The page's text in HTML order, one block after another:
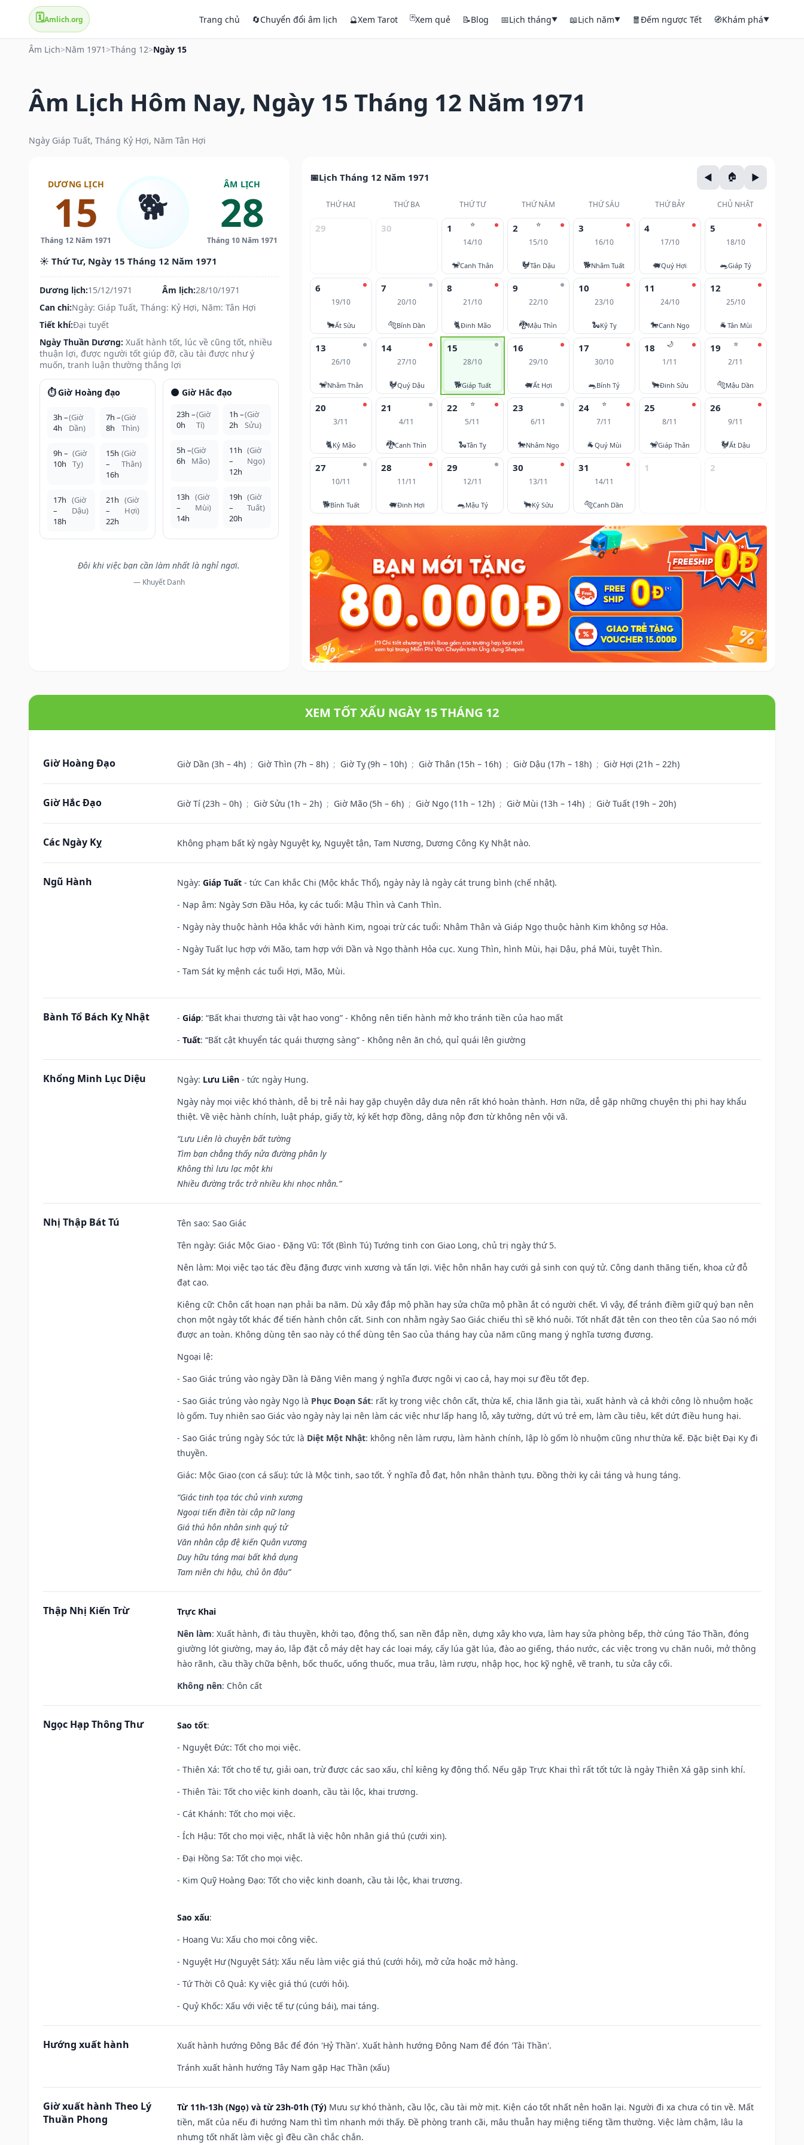
🗓️Amlich.org Trang chủ 🔄Chuyển đổi âm lịch 🔮Xem Tarot 🃏Xem quẻ 📝Blog 📅Lịch tháng▼ 📖Lịch năm▼ 🧧Đếm ngược Tết 🧭Khám phá▼
Âm Lịch>Năm 1971 >Tháng 12>Ngày 15
Âm Lịch Hôm Nay, Ngày 15 Tháng 12 Năm 1971
Ngày Giáp Tuất, Tháng Kỷ Hợi, Năm Tân Hợi
DƯƠNG LỊCH
15
Tháng 12 Năm 1971
🐕 ÂM LỊCH
28
Tháng 10 Năm 1971
☀️ Thứ Tư, Ngày 15 Tháng 12 Năm 1971
Dương lịch:15/12/1971 Âm lịch:28/10/1971
Can chi:Ngày: Giáp Tuất, Tháng: Kỷ Hợi, Năm: Tân Hợi
Tiết khí:Đại tuyết
Ngày Thuần Dương: Xuất hành tốt, lúc về cũng tốt, nhiều
thuận lợi, được người tốt giúp đỡ, cầu tài được như ý
muốn, tranh luận thường thắng lợi
⏱️ Giờ Hoàng đạo
3h –
4h
(Giờ
Dần)
7h –
8h
(Giờ
Thìn)
9h –
10h
(Giờ
Tỵ)
15h
–
16h
(Giờ
Thân)
17h
–
18h
(Giờ
Dậu)
21h
–
22h
(Giờ
Hợi)
🌑 Giờ Hắc đạo
23h –
0h
(Giờ
Tí)
1h –
2h
(Giờ
Sửu)
5h –
6h
(Giờ
Mão)
11h
–
12h
(Giờ
Ngọ)
13h
–
14h
(Giờ
Mùi)
19h
–
20h
(Giờ
Tuất)
Đôi khi việc bạn cần làm nhất là nghỉ ngơi.
— Khuyết Danh
Lịch Tháng 12 Năm 1971
THỨ HAI THỨ BA THỨ TƯ THỨ NĂM THỨ SÁU THỨ BẢY CHỦ NHẬT
29 30 ⭐
1
14/10
🐒Canh Thân
⭐
2
15/10
🐓Tân Dậu
3
16/10
🐕Nhâm Tuất
4
17/10
🐖Quý Hợi
5
18/10
🐀Giáp Tý
6
19/10
🐂Ất Sửu
7
20/10
🐅Bính Dần
8
21/10
🐈Đinh Mão
9
22/10
🐉Mậu Thìn
10
23/10
🐍Kỷ Tỵ
11
24/10
🐎Canh Ngọ
12
25/10
🐐Tân Mùi
13
26/10
🐒Nhâm Thân
14
27/10
🐓Quý Dậu
15
28/10
🐕Giáp Tuất
16
29/10
🐖Ất Hợi
17
30/10
🐀Bính Tý
🌙
18
1/11
🐂Đinh Sửu
⭐
19
2/11
🐅Mậu Dần
20
3/11
🐈Kỷ Mão
21
4/11
🐉Canh Thìn
⭐
22
5/11
🐍Tân Tỵ
23
6/11
🐎Nhâm Ngọ
⭐
24
7/11
🐐Quý Mùi
25
8/11
🐒Giáp Thân
26
9/11
🐓Ất Dậu
27
10/11
🐕Bính Tuất
28
11/11
🐖Đinh Hợi
29
12/11
🐀Mậu Tý
30
13/11
🐂Kỷ Sửu
31
14/11
🐅Canh Dần
1 2
XEM TỐT XẤU NGÀY 15 THÁNG 12
Giờ Hoàng Đạo Giờ Dần (3h – 4h) ; Giờ Thìn (7h – 8h) ; Giờ Tỵ (9h – 10h) ; Giờ Thân (15h – 16h) ; Giờ Dậu (17h – 18h) ; Giờ Hợi (21h – 22h)
Giờ Hắc Đạo Giờ Tí (23h – 0h) ; Giờ Sửu (1h – 2h) ; Giờ Mão (5h – 6h) ; Giờ Ngọ (11h – 12h) ; Giờ Mùi (13h – 14h) ; Giờ Tuất (19h – 20h)
Các Ngày Kỵ Không phạm bất kỳ ngày Nguyệt kỵ, Nguyệt tận, Tam Nương, Dương Công Kỵ Nhật nào.
Ngũ Hành Ngày: Giáp Tuất - tức Can khắc Chi (Mộc khắc Thổ), ngày này là ngày cát trung bình (chế nhật).
- Nạp âm: Ngày Sơn Đầu Hỏa, kỵ các tuổi: Mậu Thìn và Canh Thìn.
- Ngày này thuộc hành Hỏa khắc với hành Kim, ngoại trừ các tuổi: Nhâm Thân và Giáp Ngọ thuộc hành Kim không sợ Hỏa.
- Ngày Tuất lục hợp với Mão, tam hợp với Dần và Ngọ thành Hỏa cục. Xung Thìn, hình Mùi, hại Dậu, phá Mùi, tuyệt Thìn.
- Tam Sát kỵ mệnh các tuổi Hợi, Mão, Mùi.
Bành Tổ Bách Kỵ Nhật - Giáp: “Bất khai thương tài vật hao vong” - Không nên tiến hành mở kho tránh tiền của hao mất
- Tuất: “Bất cật khuyển tác quái thượng sàng” - Không nên ăn chó, quỉ quái lên giường
Khổng Minh Lục Diệu Ngày: Lưu Liên - tức ngày Hung.
Ngày này mọi việc khó thành, dễ bị trễ nải hay gặp chuyện dây dưa nên rất khó hoàn thành. Hơn nữa, dễ gặp những chuyện thị phi hay khẩu
thiệt. Về việc hành chính, luật pháp, giấy tờ, ký kết hợp đồng, dâng nộp đơn từ không nên vội vã.
“Lưu Liên là chuyện bất tường
Tìm bạn chẳng thấy nửa đường phân ly
Không thì lưu lạc một khi
Nhiều đường trắc trở nhiều khi nhọc nhằn.”
Nhị Thập Bát Tú Tên sao: Sao Giác
Tên ngày: Giác Mộc Giao - Đặng Vũ: Tốt (Bình Tú) Tướng tinh con Giao Long, chủ trị ngày thứ 5.
Nên làm: Mọi việc tạo tác đều đặng được vinh xương và tấn lợi. Việc hôn nhân hay cưới gả sinh con quý tử. Công danh thăng tiến, khoa cử đỗ
đạt cao.
Kiêng cữ: Chôn cất hoạn nạn phải ba năm. Dù xây đắp mộ phần hay sửa chữa mộ phần ắt có người chết. Vì vậy, để tránh điềm giữ quý bạn nên
chọn một ngày tốt khác để tiến hành chôn cất. Sinh con nhằm ngày Sao Giác chiếu thì sẽ khó nuôi. Tốt nhất đặt tên con theo tên của Sao nó mới
được an toàn. Không dùng tên sao này có thể dùng tên Sao của tháng hay của năm cũng mang ý nghĩa tương đương.
Ngoại lệ:
- Sao Giác trúng vào ngày Dần là Đăng Viên mang ý nghĩa được ngôi vị cao cả, hay mọi sự đều tốt đẹp.
- Sao Giác trúng vào ngày Ngọ là Phục Đoạn Sát: rất kỵ trong việc chôn cất, thừa kế, chia lãnh gia tài, xuất hành và cả khởi công lò nhuộm hoặc
lò gốm. Tuy nhiên sao Giác vào ngày này lại nên làm các việc như lấp hang lỗ, xây tường, dứt vú trẻ em, làm cầu tiêu, kết dứt điều hung hại.
- Sao Giác trúng ngày Sóc tức là Diệt Một Nhật: không nên làm rượu, làm hành chính, lập lò gốm lò nhuộm cũng như thừa kế. Đặc biệt Đại Kỵ đi
thuyền.
Giác: Mộc Giao (con cá sấu): tức là Mộc tinh, sao tốt. Ý nghĩa đỗ đạt, hôn nhân thành tựu. Đồng thời kỵ cải táng và hung táng.
“Giác tinh tọa tác chủ vinh xương
Ngoại tiến điền tài cập nữ lang
Giá thú hôn nhân sinh quý tử
Văn nhân cập đệ kiến Quân vương
Duy hữu táng mai bất khả dụng
Tam niên chi hậu, chủ ôn đậu”
Thập Nhị Kiến Trừ
Trực Khai
Nên làm: Xuất hành, đi tàu thuyền, khởi tạo, động thổ, san nền đắp nền, dựng xây kho vựa, làm hay sửa phòng bếp, thờ cúng Táo Thần, đóng
giường lót giường, may áo, lắp đặt cỗ máy dệt hay các loại máy, cấy lúa gặt lúa, đào ao giếng, tháo nước, các việc trong vụ chăn nuôi, mở thông
hào rãnh, cầu thầy chữa bệnh, bốc thuốc, uống thuốc, mua trâu, làm rượu, nhập học, học kỹ nghệ, vẽ tranh, tu sửa cây cối.
Không nên: Chôn cất
Ngọc Hạp Thông Thư Sao tốt:
- Nguyệt Đức: Tốt cho mọi việc.
- Thiên Xá: Tốt cho tế tự, giải oan, trừ được các sao xấu, chỉ kiêng kỵ động thổ. Nếu gặp Trực Khai thì rất tốt tức là ngày Thiên Xá gặp sinh khí.
- Thiên Tài: Tốt cho việc kinh doanh, cầu tài lộc, khai trương.
- Cát Khánh: Tốt cho mọi việc.
- Ích Hậu: Tốt cho mọi việc, nhất là việc hôn nhân giá thú (cưới xin).
- Đại Hồng Sa: Tốt cho mọi việc.
- Kim Quỹ Hoàng Đạo: Tốt cho việc kinh doanh, cầu tài lộc, khai trương.
Sao xấu:
- Hoang Vu: Xấu cho mọi công việc.
- Nguyệt Hư (Nguyệt Sát): Xấu nếu làm việc giá thú (cưới hỏi), mở cửa hoặc mở hàng.
- Tứ Thời Cô Quả: Kỵ việc giá thú (cưới hỏi).
- Quỷ Khốc: Xấu với việc tế tự (cúng bái), mai táng.
Hướng xuất hành
Xuất hành hướng Đông Bắc để đón 'Hỷ Thần'. Xuất hành hướng Đông Nam để đón 'Tài Thần'.
Tránh xuất hành hướng Tây Nam gặp Hạc Thần (xấu)
Giờ xuất hành Theo Lý
Thuần Phong
Từ 11h-13h (Ngọ) và từ 23h-01h (Tý) Mưu sự khó thành, cầu lộc, cầu tài mờ mịt. Kiện cáo tốt nhất nên hoãn lại. Người đi xa chưa có tin về. Mất
tiền, mất của nếu đi hướng Nam thì tìm nhanh mới thấy. Đề phòng tranh cãi, mâu thuẫn hay miệng tiếng tầm thường. Việc làm chậm, lâu la
nhưng tốt nhất làm việc gì đều cần chắc chắn.